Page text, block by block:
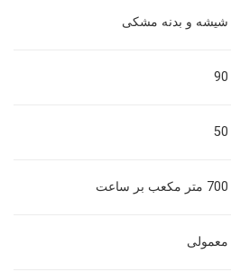
شیشه و بدنه مشکی
90
50
700 متر مکعب بر ساعت
معمولی